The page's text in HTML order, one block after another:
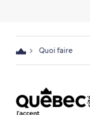
Quoi faire